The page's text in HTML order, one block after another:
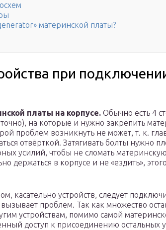
материнской платы?
при
платы на корпусе. Обычно есть 4
на которые и нужно закрепить
проблем возникнуть не может, т. к.
отвёрткой. Затягивать болты нужно
усилий, чтобы не сломать материнскую
держаться в корпусе и не «ездить»,
касательно устройств, следует
проблем. Так как множество
устройствам, помимо самой
доступ к присоединению остальных